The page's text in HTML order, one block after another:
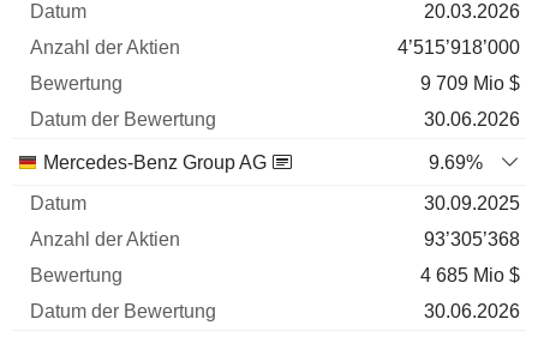
20.03.2026
4’515’918’000
9 709 Mio $
30.06.2026
Mercedes-Benz Group AG
9.69%
30.09.2025
93’305’368
4 685 Mio $
30.06.2026